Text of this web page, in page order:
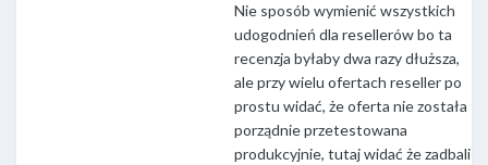
Nie sposób wymienić wszystkich
udogodnień dla resellerów bo ta
recenzja byłaby dwa razy dłuższa,
ale przy wielu ofertach reseller po
prostu widać, że oferta nie została
porządnie przetestowana
produkcyjnie, tutaj widać że zadbali